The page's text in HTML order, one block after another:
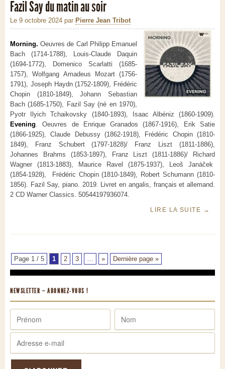
Fazil Say du matin au soir
Le 9 octobre 2024 par Pierre Jean Tribot
Morning. Oeuvres de Carl Philipp Emanuel
Bach (1714-1788), Louis-Claude Daquin
(1694-1772), Domenico Scarlatti (1685-
1757), Wolfgang Amadeus Mozart (1756-
1791), Joseph Haydn (1752-1809), Frédéric
Chopin (1810-1849), Johann Sebastian
Bach (1685-1750), Fazil Say (né en 1970),
Pyotr Ilyich Tchaikovsky (1840-1893), Isaac Albéniz (1860-1909).
Evening . Oeuvres de Enrique Granados (1867-1916), Erik Satie
(1866-1925), Claude Debussy (1862-1918), Frédéric Chopin (1810-
1849), Franz Schubert (1797-1828)/ Franz Liszt (1811-1886),
Johannes Brahms (1853-1897), Franz Liszt (1811-1886)/ Richard
Wagner (1813-1883), Maurice Ravel (1875-1937), Leoš Janáček
(1854-1928), Frédéric Chopin (1810-1849), Robert Schumann (1810-
1856). Fazil Say, piano. 2019. Livret en angalis, français et allemand.
2 CD Warner Classics. 50544197936074.
LIRE LA SUITE →
Page 1 / 5 1 2 3 » Dernière page »
NEWSLETTER – ABONNEZ-VOUS !